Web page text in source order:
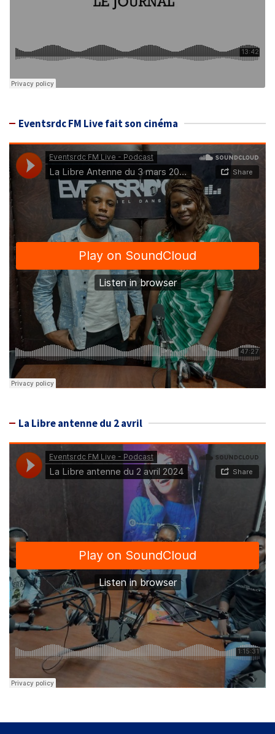
Eventsrdc FM Live fait son cinéma
La Libre antenne du 2 avril